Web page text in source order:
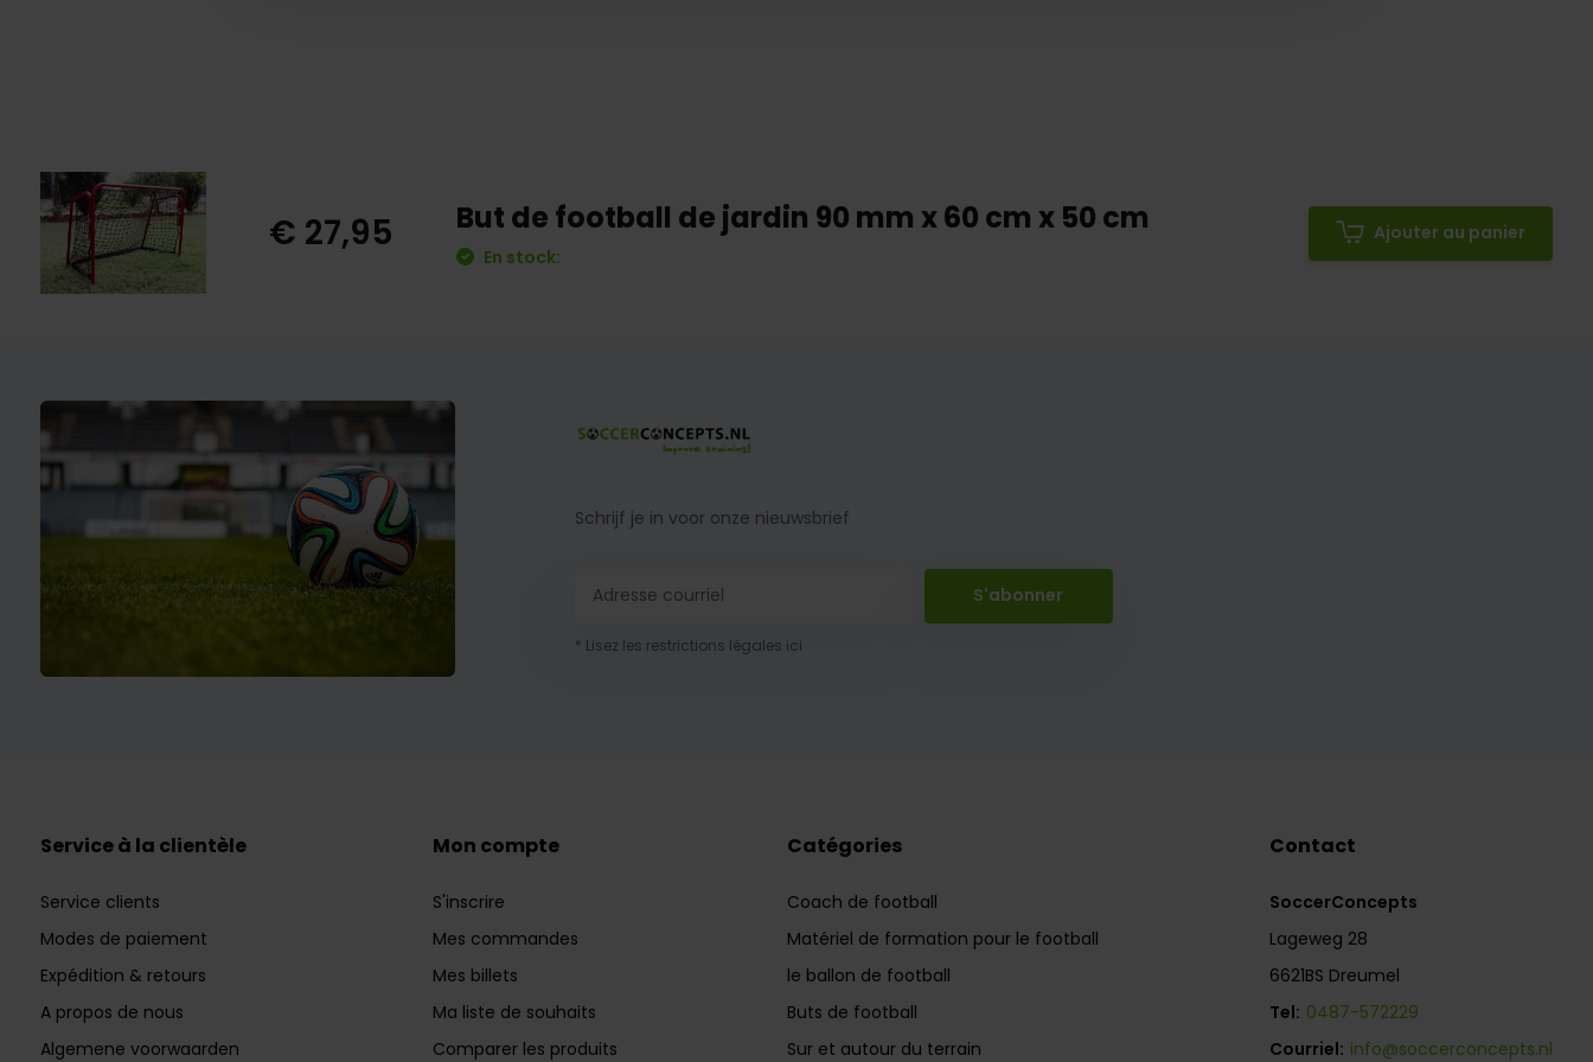
€ 27,95 But de football de jardin 90 mm x 60 cm x 50 cm
En stock:
Ajouter au panier
Schrijf je in voor onze nieuwsbrief
S'abonner
* Lisez les restrictions légales ici
Service à la clientèle
Service clients
Modes de paiement
Expédition & retours
A propos de nous
Algemene voorwaarden
Mon compte
S'inscrire
Mes commandes
Mes billets
Ma liste de souhaits
Comparer les produits
Catégories
Coach de football
Matériel de formation pour le football
le ballon de football
Buts de football
Sur et autour du terrain
Contact
SoccerConcepts
Lageweg 28
6621BS Dreumel
Tel: 0487-572229
Courriel: info@soccerconcepts.nl